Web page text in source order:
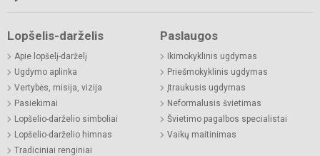
Lopšelis-darželis
Apie lopšelį-darželį
Ugdymo aplinka
Vertybės, misija, vizija
Pasiekimai
Lopšelio-darželio simboliai
Lopšelio-darželio himnas
Tradiciniai renginiai
Paslaugos
Ikimokyklinis ugdymas
Priešmokyklinis ugdymas
Įtraukusis ugdymas
Neformalusis švietimas
Švietimo pagalbos specialistai
Vaikų maitinimas